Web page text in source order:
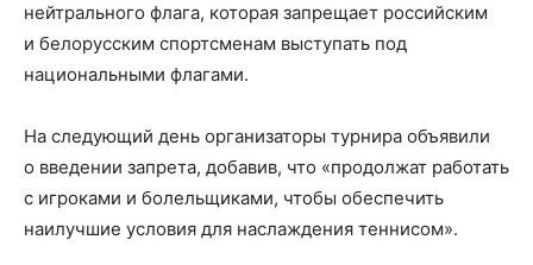
нейтрального флага, которая запрещает российским
и белорусским спортсменам выступать под
национальными флагами.
На следующий день организаторы турнира объявили
о введении запрета, добавив, что «продолжат работать
с игроками и болельщиками, чтобы обеспечить
наилучшие условия для наслаждения теннисом».